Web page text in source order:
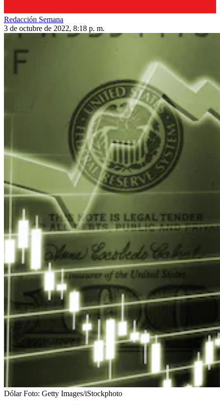
Redacción Semana
3 de octubre de 2022, 8:18 p. m.
DólarFoto: Getty Images/iStockphoto